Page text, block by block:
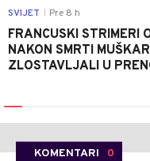
SVIJET Pre 8 h
FRANCUSKI STRIMERI
NAKON SMRTI
ZLOSTAVLJALI U
KOMENTARI 0